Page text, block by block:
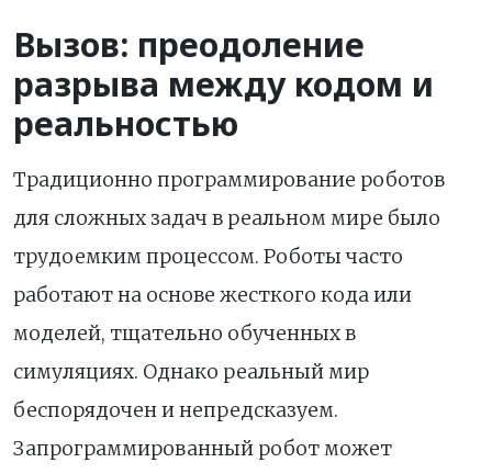
Вызов: преодоление
разрыва между кодом и
реальностью
Традиционно программирование роботов
для сложных задач в реальном мире было
трудоемким процессом. Роботы часто
работают на основе жесткого кода или
моделей, тщательно обученных в
симуляциях. Однако реальный мир
беспорядочен и непредсказуем.
Запрограммированный робот может